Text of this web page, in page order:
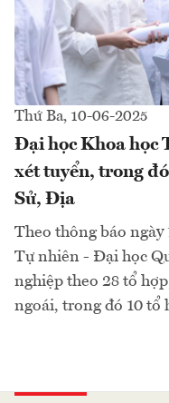
Thứ Ba, 10-06-2025
Đại học Khoa học
xét tuyển, trong
Sử, Địa
Theo thông báo
Tự nhiên - Đại học
nghiệp theo 28 tổ
ngoái, trong đó 10 tổ